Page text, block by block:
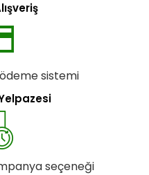
sistemi
seçeneği